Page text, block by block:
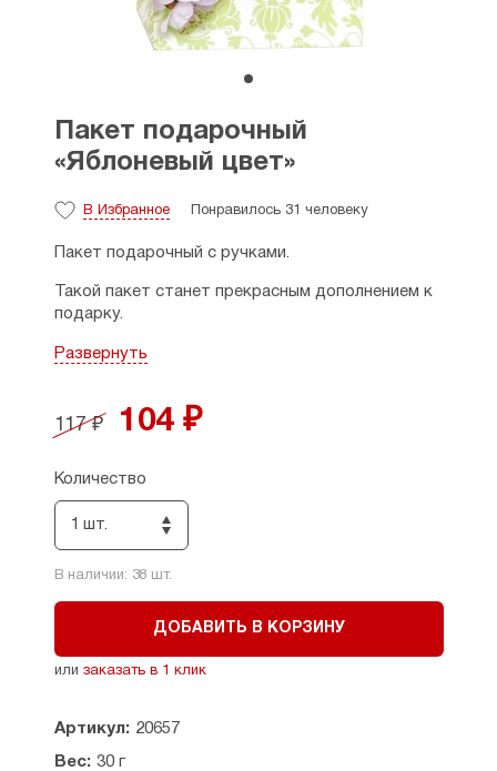
Пакет подарочный
«Яблоневый цвет»
В Избранное Понравилось 31 человеку
Пакет подарочный с ручками.
Такой пакет станет прекрасным дополнением к
подарку.
Размеры: 15 х 20 х 9 см.
Развернуть
117 ₽ 104 ₽
Количество
1 шт.
В наличии: 38 шт.
ДОБАВИТЬ В КОРЗИНУ
или заказать в 1 клик
Артикул: 20657
Вес: 30 г